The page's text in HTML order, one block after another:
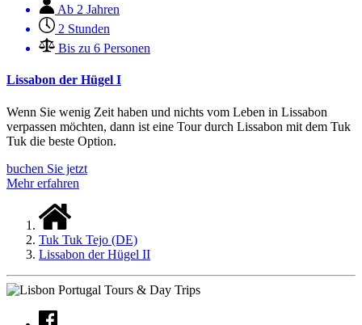
Ab 2 Jahren
2 Stunden
Bis zu 6 Personen
Lissabon der Hügel I
Wenn Sie wenig Zeit haben und nichts vom Leben in Lissabon
verpassen möchten, dann ist eine Tour durch Lissabon mit dem Tuk
Tuk die beste Option.
buchen Sie jetzt
Mehr erfahren
Tuk Tuk Tejo (DE)
Lissabon der Hügel II